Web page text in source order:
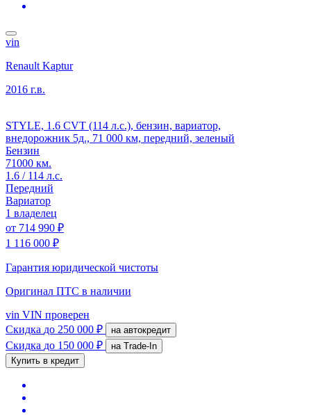
vin
Renault Kaptur
2016 г.в.
STYLE, 1.6 CVT (114 л.с.), бензин, вариатор,
внедорожник 5д., 71 000 км, передний, зеленый
Бензин
71000 км.
1.6 / 114 л.с.
Передний
Вариатор
1 владелец
от 714 990 ₽
1 116 000 ₽
Гарантия юридической чистоты
Оригинал ПТС в наличии
vin VIN проверен
Скидка до 250 000 ₽ на автокредит
Скидка до 150 000 ₽
на Trade-In
Купить в кредит